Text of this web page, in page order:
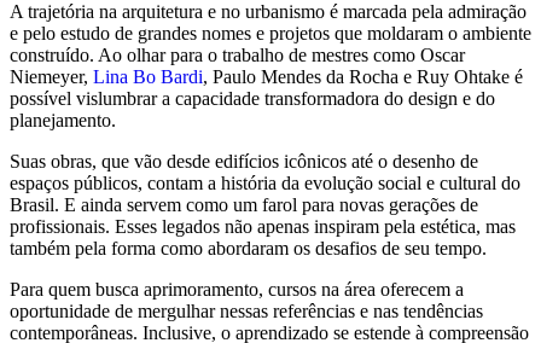
A trajetória na arquitetura e no urbanismo é marcada pela admiração
e pelo estudo de grandes nomes e projetos que moldaram o ambiente
construído. Ao olhar para o trabalho de mestres como Oscar
Niemeyer, Lina Bo Bardi, Paulo Mendes da Rocha e Ruy Ohtake é
possível vislumbrar a capacidade transformadora do design e do
planejamento.
Suas obras, que vão desde edifícios icônicos até o desenho de
espaços públicos, contam a história da evolução social e cultural do
Brasil. E ainda servem como um farol para novas gerações de
profissionais. Esses legados não apenas inspiram pela estética, mas
também pela forma como abordaram os desafios de seu tempo.
Para quem busca aprimoramento, cursos na área oferecem a
oportunidade de mergulhar nessas referências e nas tendências
contemporâneas. Inclusive, o aprendizado se estende à compreensão